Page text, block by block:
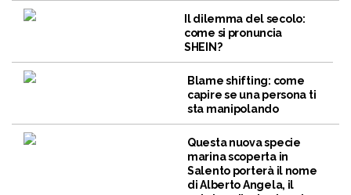
Il dilemma del secolo:
come si pronuncia
SHEIN?
Blame shifting: come
capire se una persona ti
sta manipolando
Questa nuova specie
marina scoperta in
Salento porterà il nome
di Alberto Angela, il